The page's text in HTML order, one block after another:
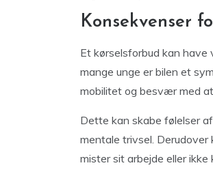
Konsekvenser
Et kørselsforbud kan
mange unge er bilen et
mobilitet og besvær med
Dette kan skabe følelser
mentale trivsel. Derudover
mister sit arbejde eller